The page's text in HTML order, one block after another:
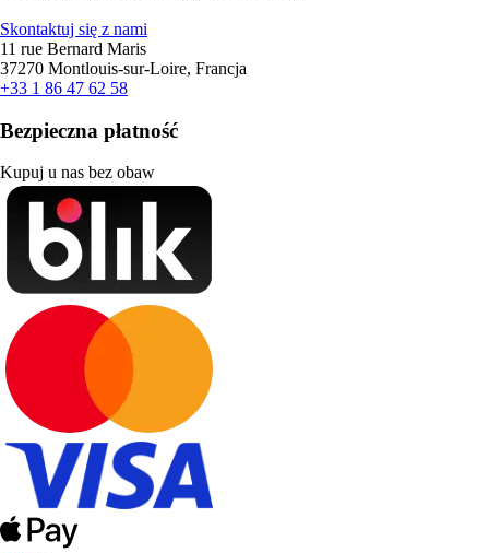
Skontaktuj się z nami
11 rue Bernard Maris
37270 Montlouis-sur-Loire, Francja
+33 1 86 47 62 58
Bezpieczna płatność
Kupuj u nas bez obaw